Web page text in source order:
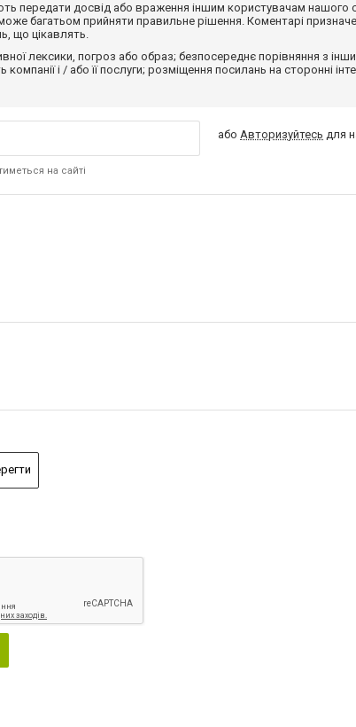
передати досвід або враження іншим користувачам
багатьом прийняти правильне рішення. Коментарі
що цікавлять.
лексики, погроз або образ; безпосереднє порівняння з
і / або її послуги; розміщення посилань на сторонні
на сайті
абоАвторизуйтесь для